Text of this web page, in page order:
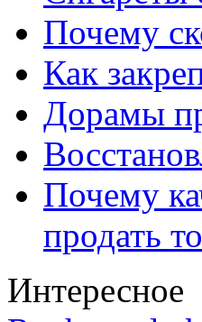
Почему
Как
Дорамы
Почему
продать
Интересное